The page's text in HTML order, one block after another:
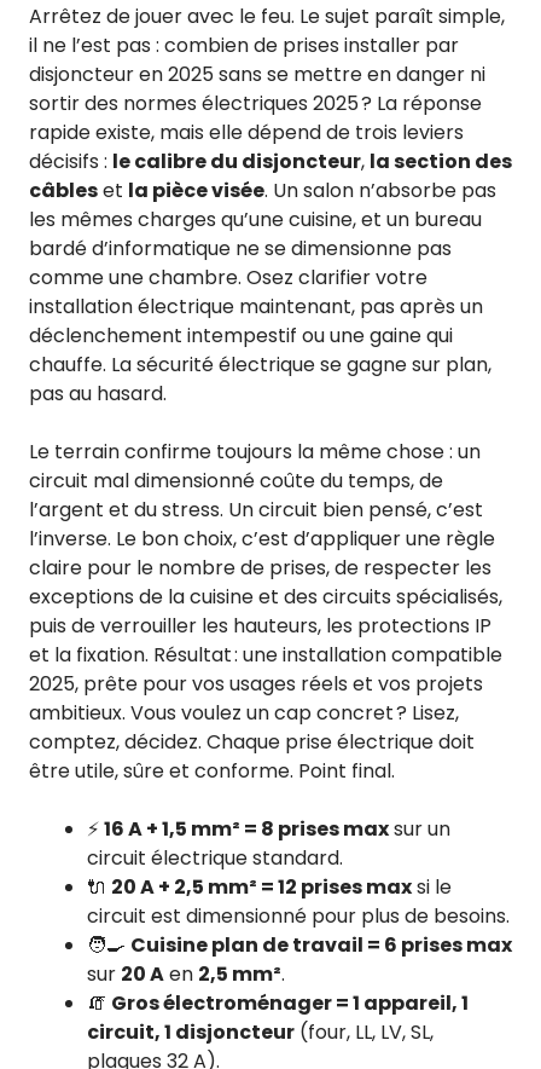
Arrêtez de jouer avec le feu. Le sujet paraît simple,
il ne l’est pas : combien de prises installer par
disjoncteur en 2025 sans se mettre en danger ni
sortir des normes électriques 2025 ? La réponse
rapide existe, mais elle dépend de trois leviers
décisifs : le calibre du disjoncteur, la section des
câbleset la pièce visée. Un salon n’absorbe pas
les mêmes charges qu’une cuisine, et un bureau
bardé d’informatique ne se dimensionne pas
comme une chambre. Osez clarifier votre
installation électrique maintenant, pas après un
déclenchement intempestif ou une gaine qui
chauffe. La sécurité électrique se gagne sur plan,
pas au hasard.
Le terrain confirme toujours la même chose : un
circuit mal dimensionné coûte du temps, de
l’argent et du stress. Un circuit bien pensé, c’est
l’inverse. Le bon choix, c’est d’appliquer une règle
claire pour le nombre de prises, de respecter les
exceptions de la cuisine et des circuits spécialisés,
puis de verrouiller les hauteurs, les protections IP
et la fixation. Résultat : une installation compatible
2025, prête pour vos usages réels et vos projets
ambitieux. Vous voulez un cap concret ? Lisez,
comptez, décidez. Chaque prise électrique doit
être utile, sûre et conforme. Point final.
⚡16 A + 1,5 mm² = 8 prises maxsur un
circuit électrique standard.
🔌 20 A + 2,5 mm² = 12 prises maxsi le
circuit est dimensionné pour plus de besoins.
🧑‍🍳 Cuisine plan de travail = 6 prises max
sur 20 Aen 2,5 mm².
🧯 Gros électroménager = 1 appareil, 1
circuit, 1 disjoncteur (four, LL, LV, SL,
plaques 32 A).